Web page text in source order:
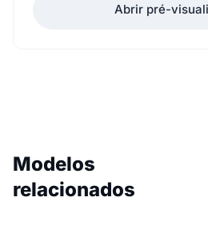
Abrir pré-
Modelos
relacionados